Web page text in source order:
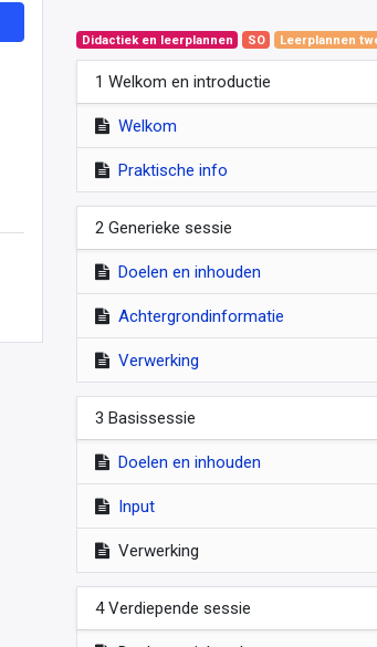
Didactiek en leerplannen SO Leerplannen
1 Welkom en introductie
Welkom
Praktische info
2 Generieke sessie
Doelen en inhouden
Achtergrondinformatie
Verwerking
3 Basissessie
Doelen en inhouden
Input
Verwerking
4 Verdiepende sessie